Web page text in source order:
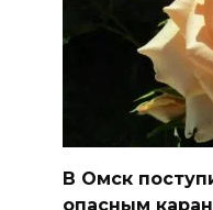
В Омск
опасным